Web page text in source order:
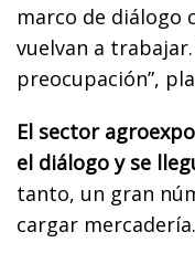
marco de diálogo
vuelvan a
preocupación”,
El sector
el diálogo y se
tanto, un gran
cargar mercadería.